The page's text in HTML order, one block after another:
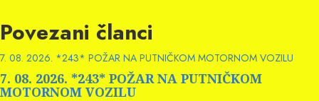
Povezani članci
7. 08. 2026. *243* POŽAR NA PUTNIČKOM MOTORNOM VOZILU
7. 08. 2026. *243* POŽAR NA PUTNIČKOM
MOTORNOM VOZILU